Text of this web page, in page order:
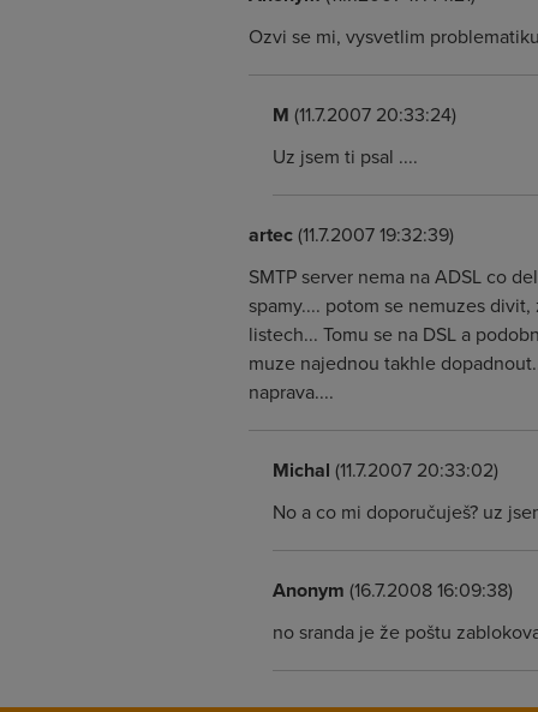
Ozvi se mi, vysvetlim
M (11.7.2007 20:33:24)
Uz jsem ti psal ....
artec(11.7.2007 19:32:39)
SMTP server nema na ADSL co
spamy.... potom se nemuzes
listech... Tomu se na DSL a
muze najednou takhle
naprava....
Michal (11.7.2007 20:33:02)
No a co mi doporučuješ? uz
Anonym (16.7.2008 16:09:38)
no sranda je že poštu